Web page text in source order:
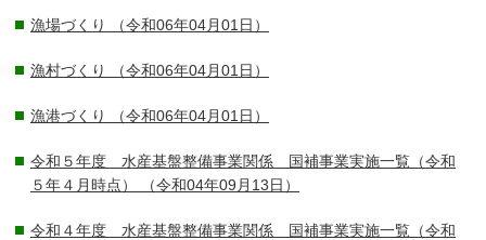
漁場づくり （令和06年04月01日）
漁村づくり （令和06年04月01日）
漁港づくり （令和06年04月01日）
令和５年度 水産基盤整備事業関係 国補事業実施一覧（令和
５年４月時点）
（令和04年09月13日）
令和４年度 水産基盤整備事業関係 国補事業実施一覧（令和